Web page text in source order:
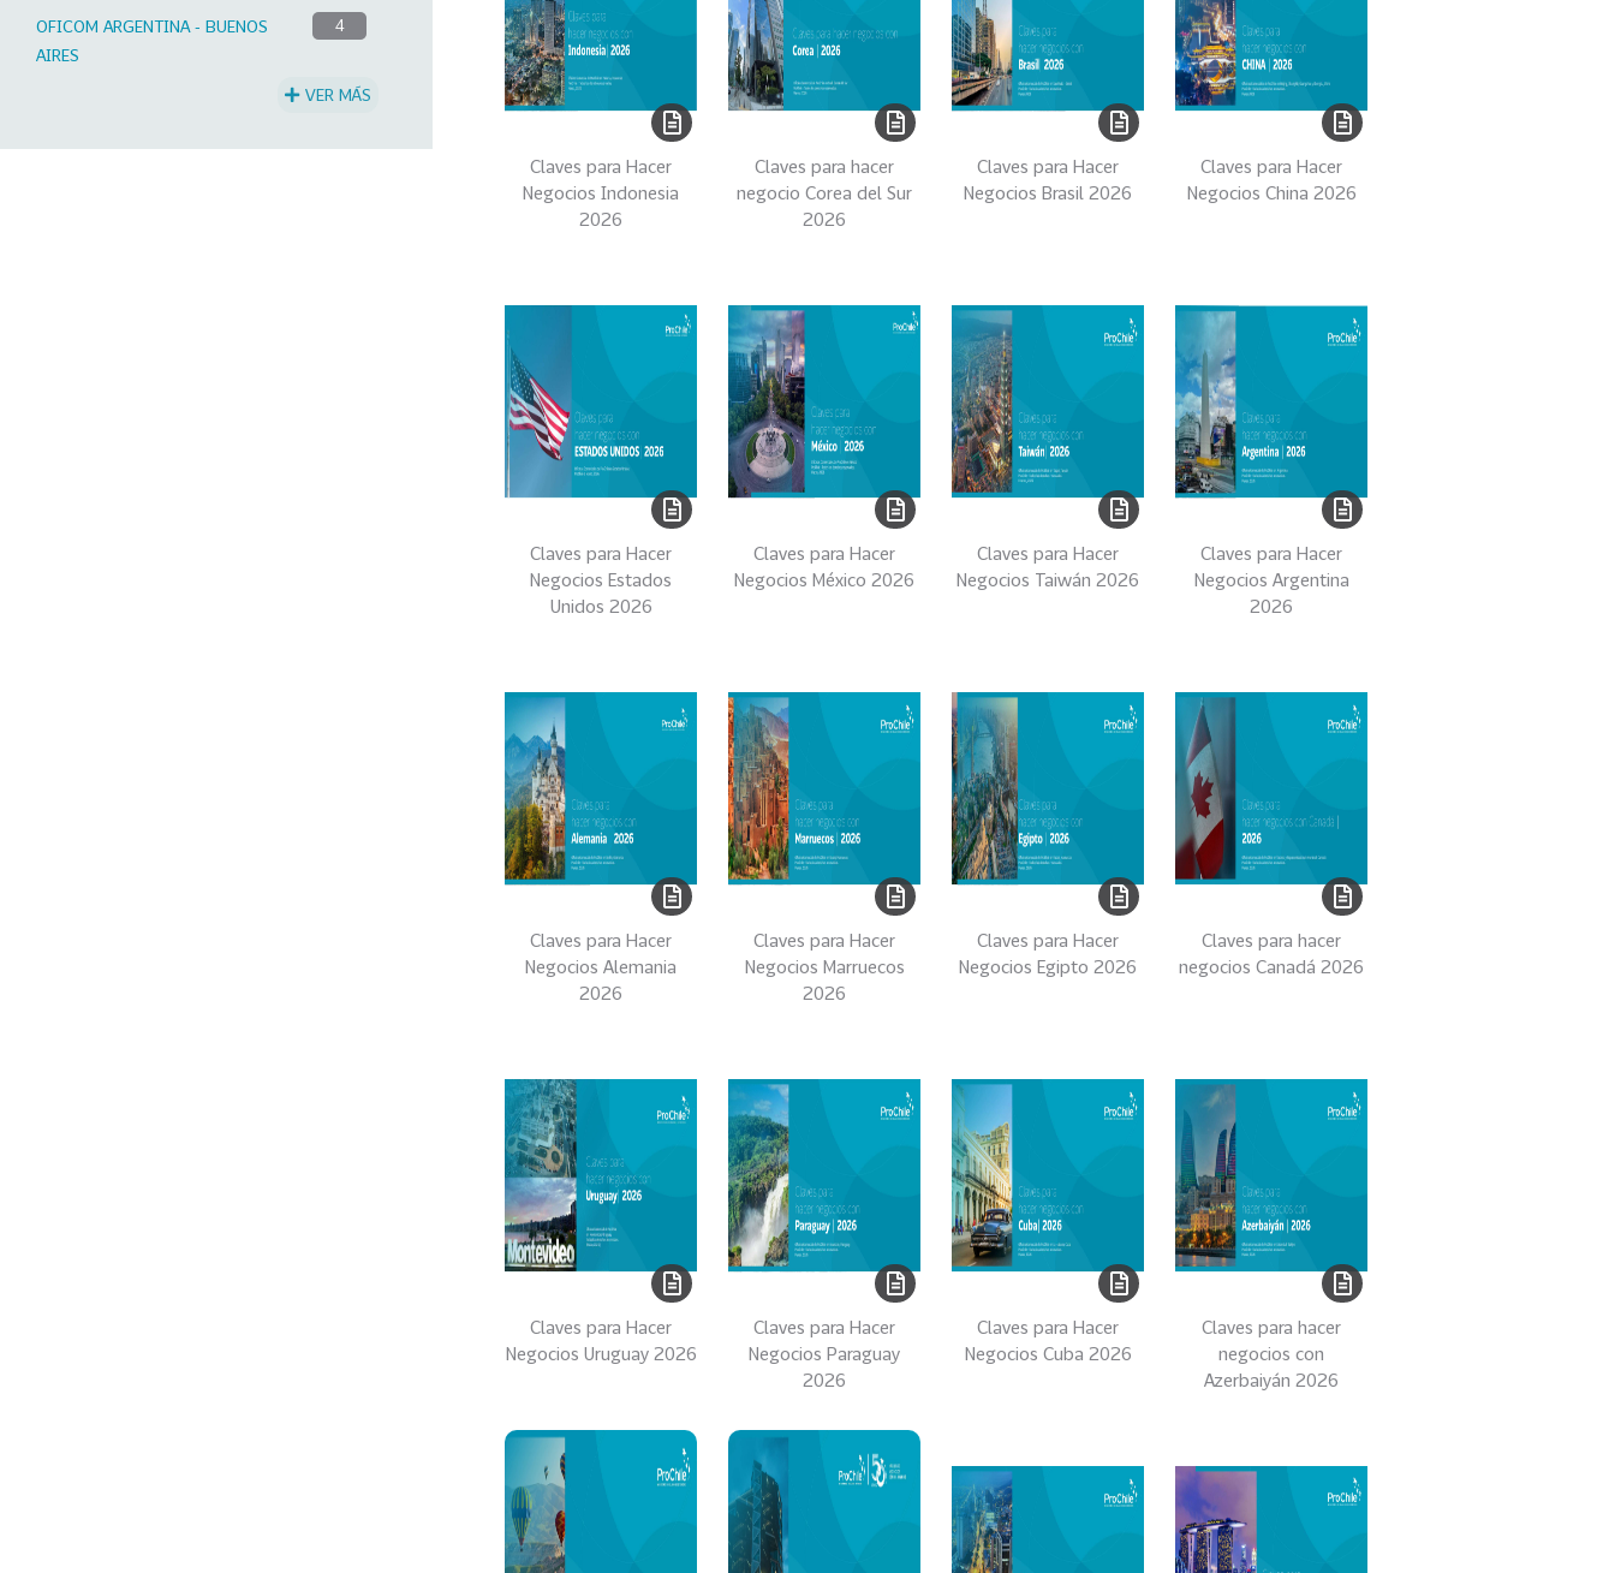
OFICOM ARGENTINA - BUENOS
AIRES
4
VER MÁS
Claves para Hacer
Negocios Indonesia
2026
Claves para hacer
negocio Corea del Sur
2026
Claves para Hacer
Negocios Brasil 2026
Claves para Hacer
Negocios China 2026
Claves para Hacer
Negocios Estados
Unidos 2026
Claves para Hacer
Negocios México 2026
Claves para Hacer
Negocios Taiwán 2026
Claves para Hacer
Negocios Argentina
2026
Claves para Hacer
Negocios Alemania
2026
Claves para Hacer
Negocios Marruecos
2026
Claves para Hacer
Negocios Egipto 2026
Claves para hacer
negocios Canadá 2026
Claves para Hacer
Negocios Uruguay 2026
Claves para Hacer
Negocios Paraguay
2026
Claves para Hacer
Negocios Cuba 2026
Claves para hacer
negocios con
Azerbaiyán 2026